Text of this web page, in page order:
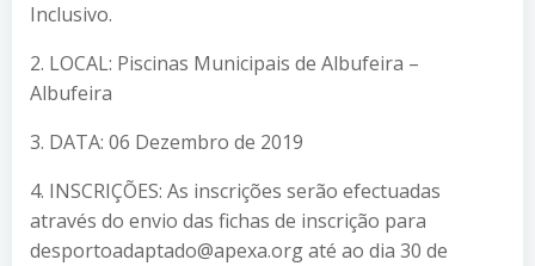
Inclusivo.
2. LOCAL: Piscinas Municipais de Albufeira –
Albufeira
3. DATA: 06 Dezembro de 2019
4. INSCRIÇÕES: As inscrições serão efectuadas
através do envio das fichas de inscrição para
desportoadaptado@apexa.org até ao dia 30 de